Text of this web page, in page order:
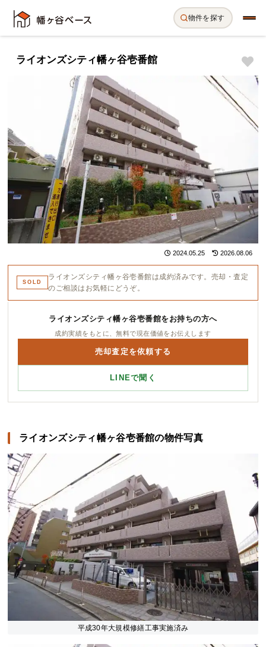
物件を探す
ライオンズシティ幡ヶ谷壱番館
2024.05.25 2026.08.06
SOLD
ライオンズシティ幡ヶ谷壱番館は成約済みです。売却・査定
のご相談はお気軽にどうぞ。
ライオンズシティ幡ヶ谷壱番館をお持ちの方へ
成約実績をもとに、無料で現在価値をお伝えします
売却査定を依頼する
LINEで聞く
ライオンズシティ幡ヶ谷壱番館の物件写真
平成30年大規模修繕工事実施済み